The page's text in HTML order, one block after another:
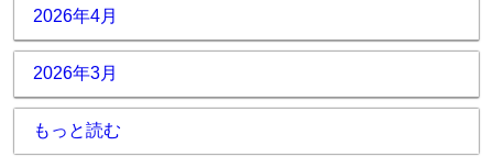
2026年4月
2026年3月
もっと読む